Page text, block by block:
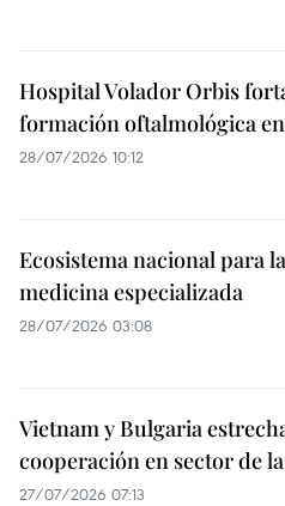
Hospital Volador Orbis
formación oftalmológica
28/07/2026 10:12
Ecosistema nacional para la
medicina especializada
28/07/2026 03:08
Vietnam y Bulgaria
cooperación en sector de
27/07/2026 07:13